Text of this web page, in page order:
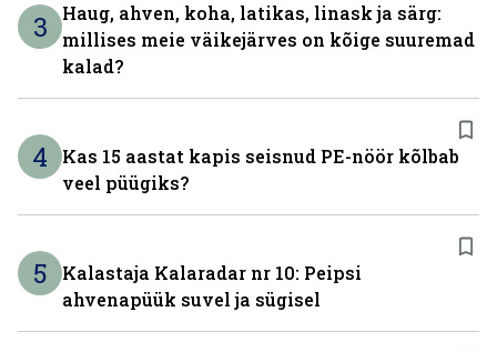
3
Haug, ahven, koha, latikas, linask ja särg:
millises meie väikejärves on kõige suuremad
kalad?
4
Kas 15 aastat kapis seisnud PE-nöör kõlbab
veel püügiks?
5
Kalastaja Kalaradar nr 10: Peipsi
ahvenapüük suvel ja sügisel